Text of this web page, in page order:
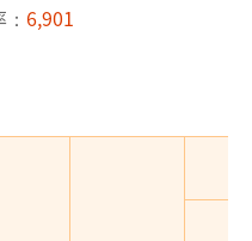
6,901